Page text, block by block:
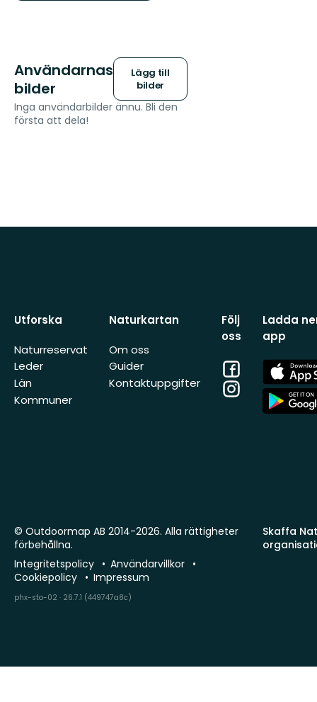
Användarnas
bilder
Lägg till
bilder
Inga användarbilder ännu. Bli den
första att dela!
Utforska
Naturreservat
Leder
Län
Kommuner
Naturkartan
Om oss
Guider
Kontaktuppgifter
Följ
oss
Facebook
Instagram
Ladda
app
App
Store
App
Store
Skaffa
© Outdoormap AB 2014-2026. Alla rättigheter
förbehållna.
Integritetspolicy
Användarvillkor
Cookiepolicy
Impressum
phx-sto-02 · 26.7.1 (449747a8c)